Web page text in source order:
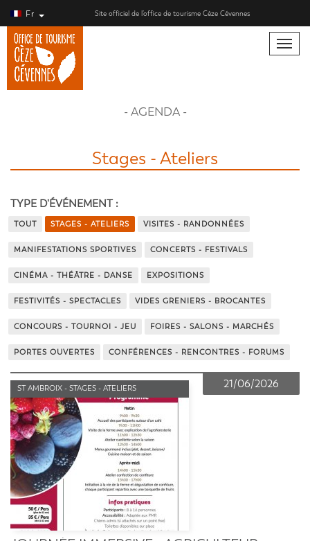
Fr Site officiel de l’office de tourisme Cèze Cévennes
Toggle
- AGENDA -
Stages - Ateliers
TYPE D'ÉVÉNEMENT :
TOUT STAGES - ATELIERS VISITES - RANDONNÉES
MANIFESTATIONS SPORTIVES CONCERTS - FESTIVALS
CINÉMA - THÉÂTRE - DANSE EXPOSITIONS
FESTIVITÉS - SPECTACLES VIDES GRENIERS - BROCANTES
CONCOURS - TOURNOI - JEU FOIRES - SALONS - MARCHÉS
PORTES OUVERTES CONFÉRENCES - RENCONTRES - FORUMS
ST AMBROIX - STAGES - ATELIERS 21/06/2026